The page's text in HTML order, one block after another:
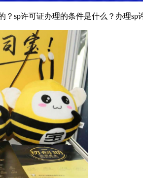
sp许可证办理的条件是什么？办理sp